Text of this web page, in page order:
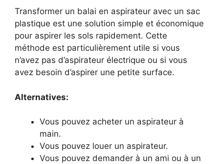
Transformer un balai en aspirateur avec un sac
plastique est une solution simple et économique
pour aspirer les sols rapidement. Cette
méthode est particulièrement utile si vous
n’avez pas d’aspirateur électrique ou si vous
avez besoin d’aspirer une petite surface.
Alternatives:
Vous pouvez acheter un aspirateur à
main.
Vous pouvez louer un aspirateur.
Vous pouvez demander à un ami ou à un